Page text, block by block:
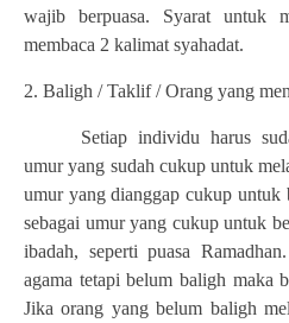
wajib berpuasa. Syarat untuk
membaca 2 kalimat syahadat.
2. Baligh / Taklif / Orang yang
Setiap individu harus
umur yang sudah cukup untuk
umur yang dianggap cukup untuk
sebagai umur yang cukup untuk
ibadah, seperti puasa
agama tetapi belum baligh maka
Jika orang yang belum baligh